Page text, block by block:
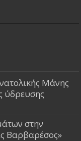
Μάνης
ύδρευσης
στην
Βαρβαρέσος»